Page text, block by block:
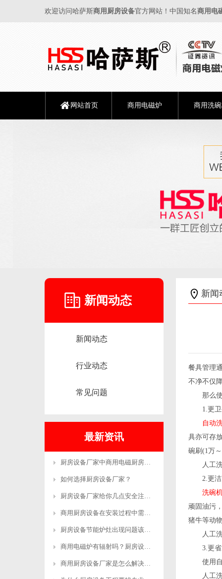
欢迎访问哈萨斯商用厨房设备官方网站！中国知名商用电
网站首页 商用电磁炉 商用洗
新闻动态
新闻动态
行业动态
常见问题
最新资讯
厨房设备厂家中商用电磁厨房设备的优势有哪
如何选择厨房设备厂家？
厨房设备厂家给你几点安全注意事项
商用厨房设备在安装过程中需要注意哪些事项
厨房设备节能炉灶出现问题该怎么维修呢？
商用电磁炉有辐射吗？厨房设备厂家来解答！
商用厨房设备厂家是怎么解决售后的？
新闻
餐具管理
不净不仅
那么使
1.更卫
自动
具亦可存
碗刷(1万
人工洗
2.更洁
洗碗
顽固油污
猪牛等动
人工洗
3.更省
使用自
人工洗